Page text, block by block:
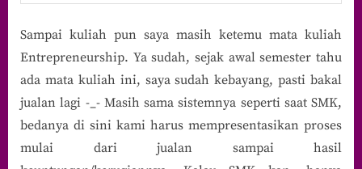
Sampai kuliah pun saya masih ketemu mata kuliah
Entrepreneurship. Ya sudah, sejak awal semester tahu
ada mata kuliah ini, saya sudah kebayang, pasti bakal
jualan lagi -_- Masih sama sistemnya seperti saat SMK,
bedanya di sini kami harus mempresentasikan proses
mulai dari jualan sampai hasil